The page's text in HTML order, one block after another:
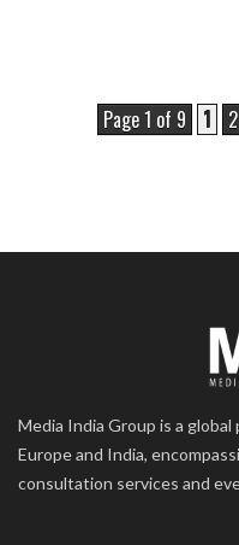
Page 1 of 9 1 2
Media India Group is a
Europe and India,
consultation services and